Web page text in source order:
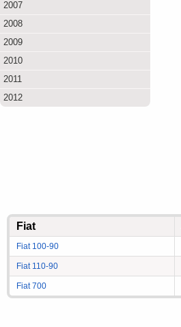
2007
2008
2009
2010
2011
2012
Fiat
Fiat 100-90
Fiat 110-90
Fiat 700